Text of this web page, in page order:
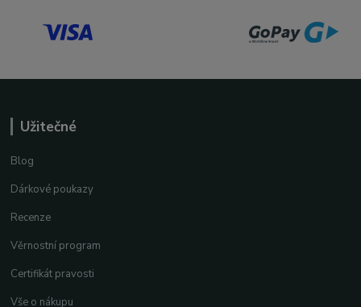
Užitečné
Blog
Dárkové poukazy
Recenze
Věrnostní program
Certifikát pravosti
Vše o nákupu